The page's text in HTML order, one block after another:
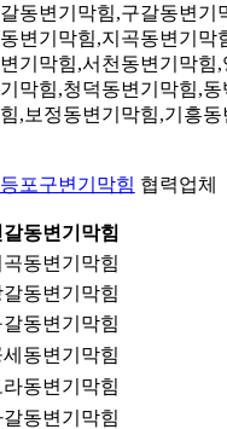
동변기막힘,구갈동변기
변기막힘,지곡동변기막
기막힘,서천동변기막힘
막힘,청덕동변기막힘,
,보정동변기막힘,기흥
포구변기막힘 협력업체
동변기막힘
동변기막힘
동변기막힘
동변기막힘
동변기막힘
동변기막힘
동변기막힘